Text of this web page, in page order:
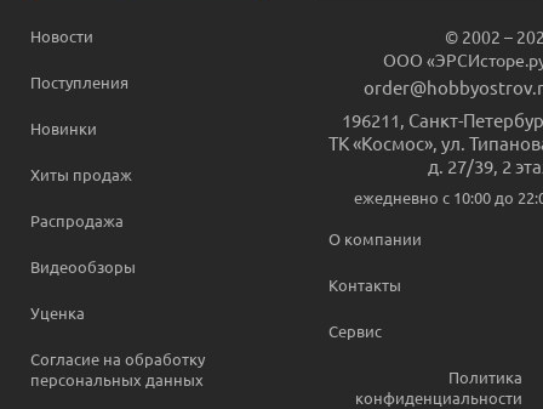
Новости
Поступления
Новинки
Хиты продаж
Распродажа
Видеообзоры
Уценка
Согласие на обработку
персональных данных
© 2002 –
ООО
196211 Санкт-
ТК «Космос», ул.
д. 27/39, 2
ежедневно c 10:00 до
О компании
Контакты
Сервис
Политика
конфиденциальности